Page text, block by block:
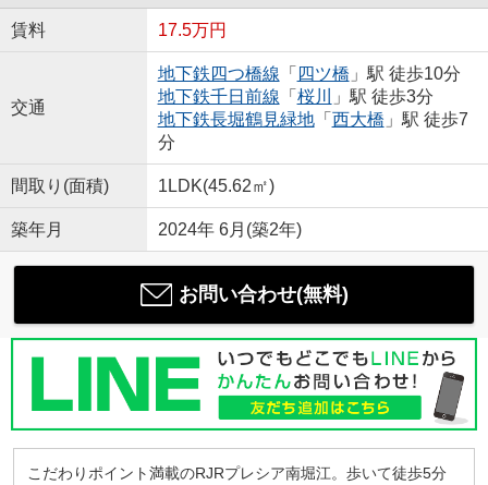
賃料 17.5万円
交通
地下鉄四つ橋線 「 四ツ橋 」駅 徒歩10分
地下鉄千日前線 「 桜川
」駅 徒歩3分
地下鉄長堀鶴見緑地「 西大橋 」駅 徒歩7
分
間取り(面積) 1LDK(45.62㎡)
築年月 2024年 6月(築2年)
お問い合わせ(無料)
こだわりポイント満載のRJRプレシア南堀江。歩いて徒歩5分